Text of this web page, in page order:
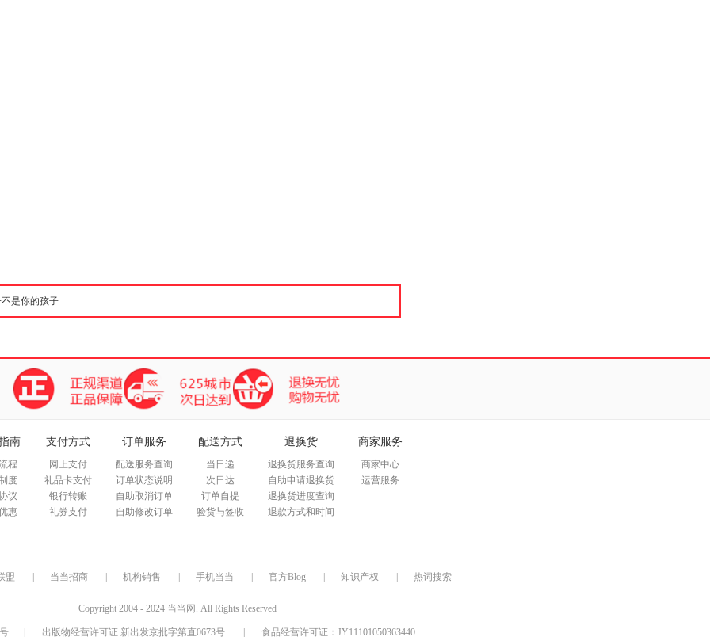
南
程
度
议
惠
支付方式
网上支付
礼品卡支付
银行转账
礼券支付
订单服务
配送服务查询
订单状态说明
自助取消订单
自助修改订单
配送方式
当日递
次日达
订单自提
验货与签收
退换货
退换货服务查询
自助申请退换货
退换货进度查询
退款方式和时间
商家服务
商家中心
运营服务
盟 当当招商 机构销售 手机当当 官方Blog 知识产权 热词搜索
Copyright 2004 - 2024 当当网. All Rights Reserved
出版物经营许可证 新出发京批字第直0673号 食品经营许可证：JY11101050363440